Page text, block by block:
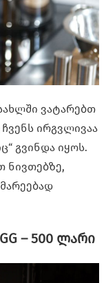
ვატარებთ
ირგვლივაა
გვინდა იყოს.
ნივთებზე,
– 500 ლარი